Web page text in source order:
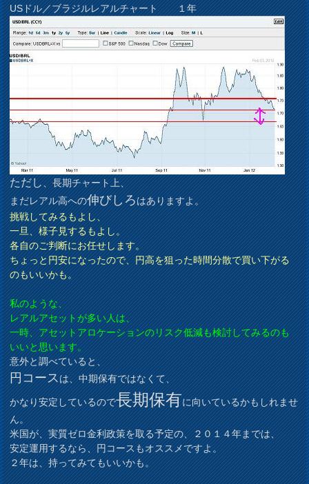
USドル／ブラジルレアルチャート １年
ただし、長期チャート上、
まだレアル高への伸びしろはありますよ。
挑戦してみるもよし、
一旦、様子見するもよし。
各自のご判断にお任せします。
ちょっと円安になったので、円高を狙った時間分散で買い下がる
のもいいかも。
私のような、
レアルアセットが多い人は、
一時、アセットアロケーションのリスク低減も検討してみるのも
いいと思います。
意外と調べていると、
円コースは、中期保有ではなくて、
かなり安定しているので長期保有に向いているかもしれませ
ん。
米国が、実質ゼロ金利政策を取る予定の、２０１４年までは、
安定運用するなら、円コースもオススメですよ。
２年は、持ってみてもいいかも。